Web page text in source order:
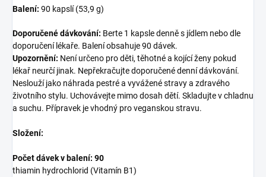
Balení: 90 kapslí (53,9 g)
Doporučené dávkování: Berte 1 kapsle denně s jídlem nebo dle
doporučení lékaře. Balení obsahuje 90 dávek.
Upozornění: Není určeno pro děti, těhotné a kojící ženy pokud
lékař neurčí jinak. Nepřekračujte doporučené denní dávkování.
Neslouží jako náhrada pestré a vyvážené stravy a zdravého
životního stylu. Uchovávejte mimo dosah dětí. Skladujte v chladnu
a suchu. Přípravek je vhodný pro veganskou stravu.
Složení:
Počet dávek v balení: 90
thiamin hydrochlorid (Vitamín B1)